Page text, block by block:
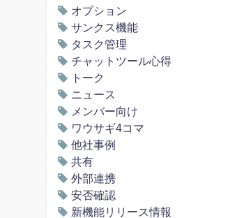
オプション
サンクス機能
タスク管理
チャットツール心得
トーク
ニュース
メンバー向け
ワウサギ4コマ
他社事例
共有
外部連携
安否確認
新機能リリース情報